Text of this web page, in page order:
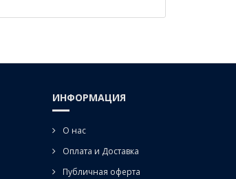
ИНФОРМАЦИЯ
О нас
Оплата и Доставка
Публичная оферта